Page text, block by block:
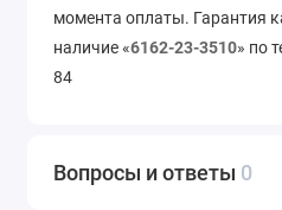
момента оплаты. Гарантия
наличие «6162-23-3510» по
84
Вопросы и ответы 0